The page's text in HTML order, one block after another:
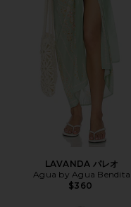
LAVANDA パレオ
Agua by Agua Bendita
$360